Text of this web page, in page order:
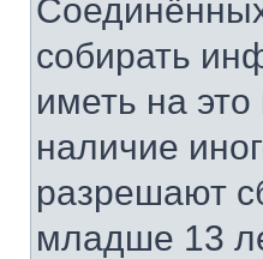
собирать
иметь на
наличие
разрешают
младше 13